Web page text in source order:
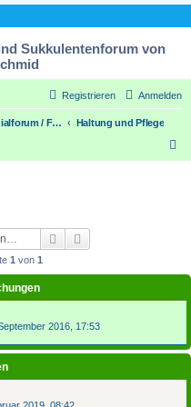
Sukkulentenforum von
Anmelden
Registrieren
Hoya spezialforum / Forum for Hoya plants
Haltung und Pflege
Suche
1 von 1
2016, 17:53